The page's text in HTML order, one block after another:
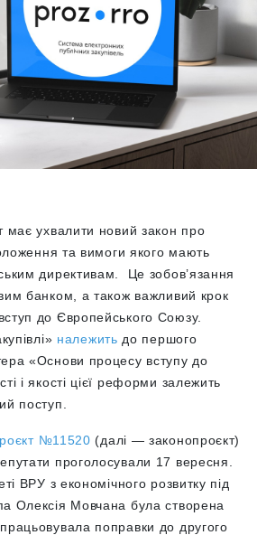
має ухвалити новий закон про
та вимоги якого мають
директивам. Це зобов’язання
банком, а також важливий крок
до Європейського Союзу.
належить до першого
«Основи процесу вступу до
і якості цієї реформи залежить
поступ.
№11520 (далі — законопроєкт)
проголосували 17 вересня.
ВРУ з економічного розвитку під
Олексія Мовчана була створена
поправки до другого